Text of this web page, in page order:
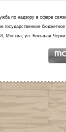
по надзору в сфере
государственное
Москва, ул. Большая